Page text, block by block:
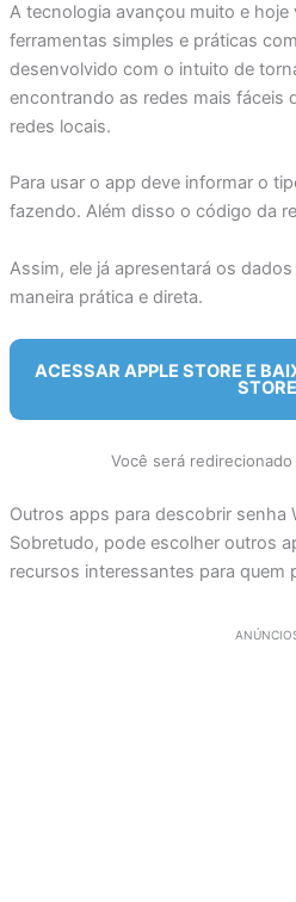
A tecnologia avançou muito e
ferramentas simples e práticas
desenvolvido com o intuito de
encontrando as redes mais fáceis
redes locais.
Para usar o app deve informar o
fazendo. Além disso o código da
Assim, ele já apresentará os
maneira prática e direta.
ACESSAR APPLE STORE E
STORE
Você será
Outros apps para descobrir senha
Sobretudo, pode escolher outros
recursos interessantes para quem